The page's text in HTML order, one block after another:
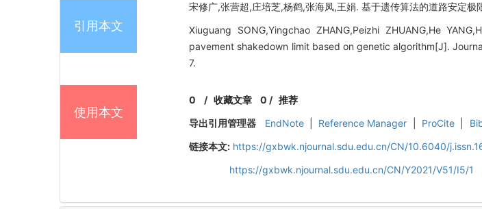
引用本文
宋修广,张营超,庄培芝,杨鹤,张海凤,王娟. 基于遗传算法的道路安定
Xiuguang SONG,Yingchao ZHANG,Peizhi ZHUANG,He
pavement shakedown limit based on genetic algorithm[J].
7.
使用本文
0 /收藏文章 0 / 推荐
导出引用管理器
EndNote Reference Manager ProCite
链接本文: https://gxbwk.njournal.sdu.edu.cn/CN/10.6040/
https://gxbwk.njournal.sdu.edu.cn/CN/Y2021/V51/I5/1